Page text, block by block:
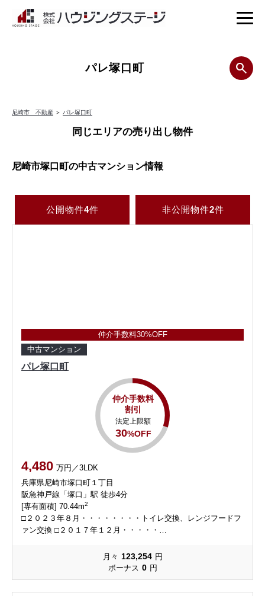
パレ塚口町
尼崎市 不動産 ＞ パレ塚口町
同じエリアの売り出し物件
尼崎市塚口町の中古マンション情報
公開物件4件 非公開物件2件
仲介手数料30%OFF
中古マンション
パレ塚口町
仲介手数料
割引
法定上限額
30%OFF
4,480 万円／3LDK
兵庫県尼崎市塚口町１丁目
阪急神戸線「塚口」駅 徒歩4分
[専有面積] 70.44m2
□２０２３年８月・・・・・・・・トイレ交換、レンジフードフ
ァン交換 □２０１７年１２月・・・・・…
月々 123,254 円
ボーナス 0 円